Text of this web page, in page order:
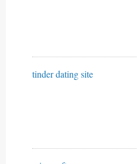
tinder dating site